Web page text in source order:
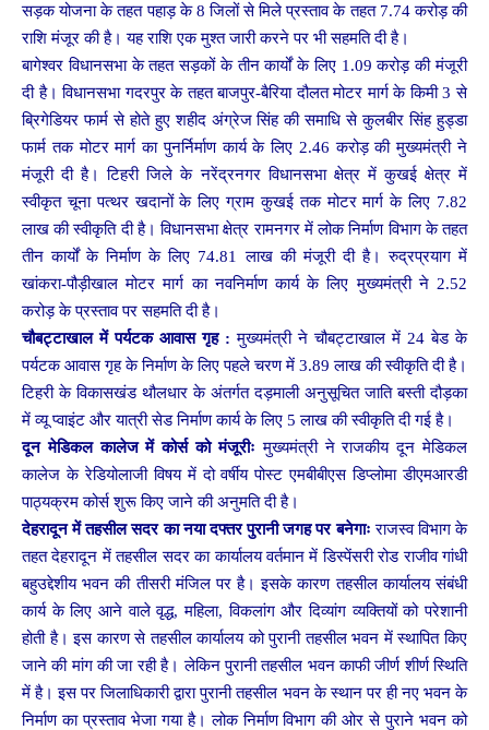
सड़क योजना के तहत पहाड़ के 8 जिलों से मिले प्रस्ताव के तहत 7.74 करोड़ की
राशि मंजूर की है। यह राशि एक मुश्त जारी करने पर भी सहमति दी है।
बागेश्वर विधानसभा के तहत सड़कों के तीन कार्यों के लिए 1.09 करोड़ की मंजूरी
दी है। विधानसभा गदरपुर के तहत बाजपुर-बैरिया दौलत मोटर मार्ग के किमी 3 से
ब्रिगेडियर फार्म से होते हुए शहीद अंग्रेज सिंह की समाधि से कुलबीर सिंह हुड्डा
फार्म तक मोटर मार्ग का पुनर्निर्माण कार्य के लिए 2.46 करोड़ की मुख्यमंत्री ने
मंजूरी दी है। टिहरी जिले के नरेंद्रनगर विधानसभा क्षेत्र में कुखई क्षेत्र में
स्वीकृत चूना पत्थर खदानों के लिए ग्राम कुखई तक मोटर मार्ग के लिए 7.82
लाख की स्वीकृति दी है। विधानसभा क्षेत्र रामनगर में लोक निर्माण विभाग के तहत
तीन कार्यों के निर्माण के लिए 74.81 लाख की मंजूरी दी है। रुद्रप्रयाग में
खांकरा-पौड़ीखाल मोटर मार्ग का नवनिर्माण कार्य के लिए मुख्यमंत्री ने 2.52
करोड़ के प्रस्ताव पर सहमति दी है।
चौबट्टाखाल में पर्यटक आवास गृह : मुख्यमंत्री ने चौबट्टाखाल में 24 बेड के
पर्यटक आवास गृह के निर्माण के लिए पहले चरण में 3.89 लाख की स्वीकृति दी है।
टिहरी के विकासखंड थौलधार के अंतर्गत दड़माली अनुसूचित जाति बस्ती दौड़का
में व्यू प्वाइंट और यात्री सेड निर्माण कार्य के लिए 5 लाख की स्वीकृति दी गई है।
दून मेडिकल कालेज में कोर्स को मंजूरीः मुख्यमंत्री ने राजकीय दून मेडिकल
कालेज के रेडियोलाजी विषय में दो वर्षीय पोस्ट एमबीबीएस डिप्लोमा डीएमआरडी
पाठ्यक्रम कोर्स शुरू किए जाने की अनुमति दी है।
देहरादून में तहसील सदर का नया दफ्तर पुरानी जगह पर बनेगाः राजस्व विभाग के
तहत देहरादून में तहसील सदर का कार्यालय वर्तमान में डिस्पेंसरी रोड राजीव गांधी
बहुउद्देशीय भवन की तीसरी मंजिल पर है। इसके कारण तहसील कार्यालय संबंधी
कार्य के लिए आने वाले वृद्ध, महिला, विकलांग और दिव्यांग व्यक्तियों को परेशानी
होती है। इस कारण से तहसील कार्यालय को पुरानी तहसील भवन में स्थापित किए
जाने की मांग की जा रही है। लेकिन पुरानी तहसील भवन काफी जीर्ण शीर्ण स्थिति
में है। इस पर जिलाधिकारी द्वारा पुरानी तहसील भवन के स्थान पर ही नए भवन के
निर्माण का प्रस्ताव भेजा गया है। लोक निर्माण विभाग की ओर से पुराने भवन को